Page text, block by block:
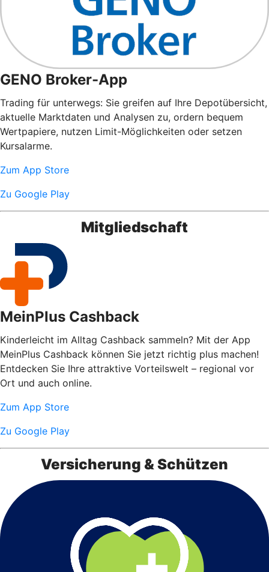
GENO Broker-App
Trading für unterwegs: Sie greifen auf Ihre Depotübersicht,
aktuelle Marktdaten und Analysen zu, ordern bequem
Wertpapiere, nutzen Limit-Möglichkeiten oder setzen
Kursalarme.
Zum App Store
Zu Google Play
Mitgliedschaft
MeinPlus Cashback
Kinderleicht im Alltag Cashback sammeln? Mit der App
MeinPlus Cashback können Sie jetzt richtig plus machen!
Entdecken Sie Ihre attraktive Vorteilswelt – regional vor
Ort und auch online.
Zum App Store
Zu Google Play
Versicherung & Schützen